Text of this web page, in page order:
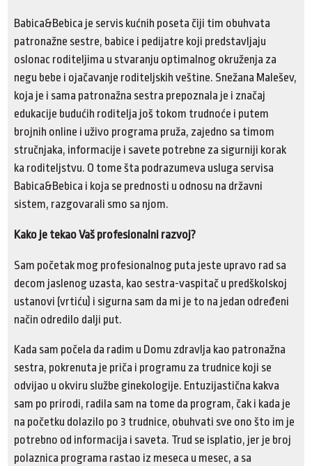
Babica&Bebica je servis kućnih poseta čiji tim obuhvata
patronažne sestre, babice i pedijatre koji predstavljaju
oslonac roditeljima u stvaranju optimalnog okruženja za
negu bebe i ojačavanje roditeljskih veštine. Snežana Malešev,
koja je i sama patronažna sestra prepoznala je i značaj
edukacije budućih roditelja još tokom trudnoće i putem
brojnih online i uživo programa pruža, zajedno sa timom
stručnjaka, informacije i savete potrebne za sigurniji korak
ka roditeljstvu. O tome šta podrazumeva usluga servisa
Babica&Bebica i koja se prednosti u odnosu na državni
sistem, razgovarali smo sa njom.
Kako je tekao Vaš profesionalni razvoj?
Sam početak mog profesionalnog puta jeste upravo rad sa
decom jaslenog uzasta, kao sestra-vaspitač u predškolskoj
ustanovi (vrtiću) i sigurna sam da mi je to na jedan određeni
način odredilo dalji put.
Kada sam počela da radim u Domu zdravlja kao patronažna
sestra, pokrenuta je priča i programu za trudnice koji se
odvijao u okviru službe ginekologije. Entuzijastična kakva
sam po prirodi, radila sam na tome da program, čak i kada je
na početku dolazilo po 3 trudnice, obuhvati sve ono što im je
potrebno od informacija i saveta. Trud se isplatio, jer je broj
polaznica programa rastao iz meseca u mesec, a sa